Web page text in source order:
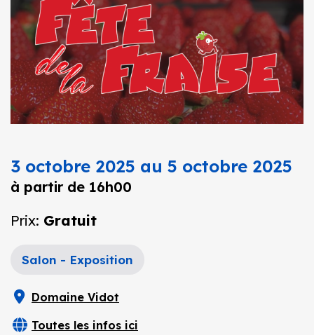
3 octobre 2025 au 5 octobre 2025
à partir de 16h00
Prix: Gratuit
Salon - Exposition
Domaine Vidot
Toutes les infos ici